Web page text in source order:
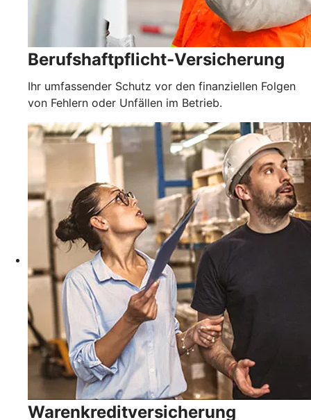
Berufshaftpflicht-Versicherung
Ihr umfassender Schutz vor den finanziellen Folgen
von Fehlern oder Unfällen im Betrieb.
Warenkreditversicherung